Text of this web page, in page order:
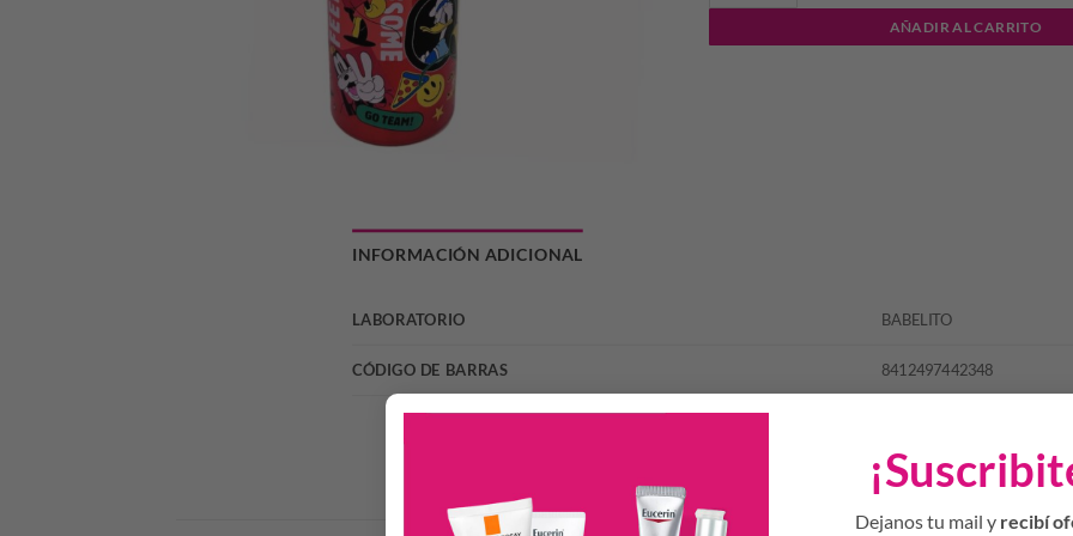
Dejanos tu mail y recibí
AÑADIR AL CARRITO
INFORMACIÓN ADICIONAL
LABORATORIO BABELITO
CÓDIGO DE BARRAS 8412497442348
Productos Relacionados